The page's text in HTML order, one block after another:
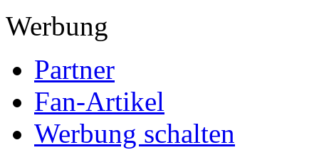
Werbung
Partner
Fan-Artikel
Werbung schalten